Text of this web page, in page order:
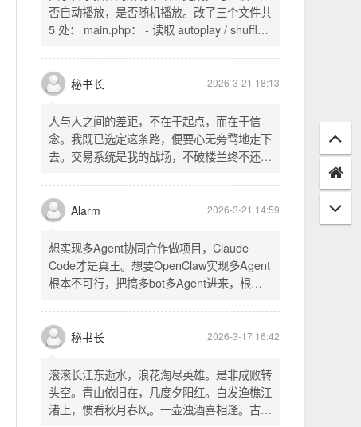
Alarm 2026-3-21 18:45
关于音乐插件的所有修改已完成，可以设置是
否自动播放，是否随机播放。改了三个文件共
5 处： main.php： - 读取 autoplay / shuffle
一行两个复选框（自动播放音乐 / 默认随机播
放），带配套 CSS track.php： - 在 var
playlist = [...] 后面输出 _p4zAutoplay 和
autoplay 从后端变量读取，不再硬编码 false
- shuffle 后台开启时强制随机，否则走
秘书长 2026-3-21 18:13
人与人之间的差距，不在于起点，而在于信
念。我既已选定这条路，便要心无旁骛地走下
去。交易系统是我的战场，不破楼兰终不还。
唯有目标，不可动摇。
Alarm 2026-3-21 14:59
想实现多Agent协同合作做项目，Claude
Code才是真王。想要OpenClaw实现多Agent
根本不可行，把搞多bot多Agent进来，根本
秘书长 2026-3-17 16:42